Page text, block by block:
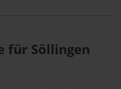
für Söllingen